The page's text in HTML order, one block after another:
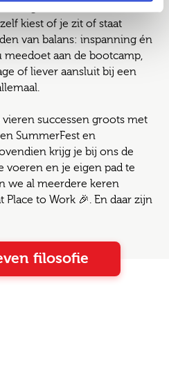
kiest of je zit of staat
van balans: inspanning én
aan de bootcamp,
of liever aansluit bij een
successen groots met
SummerFest en
krijg je bij ons de
en je eigen pad te
we al meerdere keren
to Work 🎉. En daar zijn
filosofie